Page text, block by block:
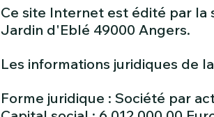
Ce site Internet est édité par la
Jardin d'Eblé 49000 Angers.
Les informations juridiques de
Forme juridique : Société par